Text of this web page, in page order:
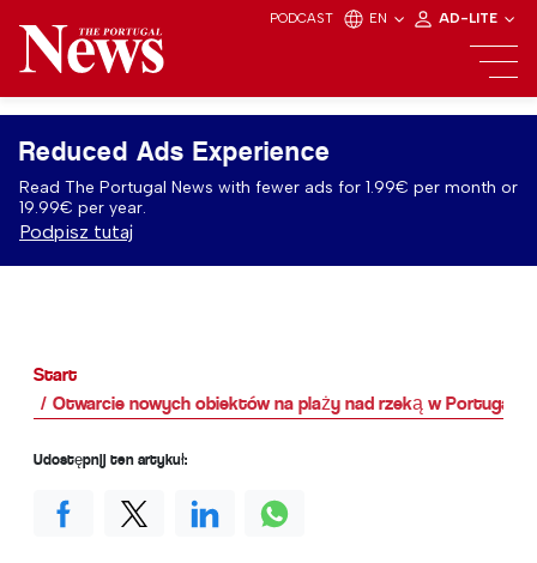
PODCAST EN AD-LITE
Reduced Ads Experience
Read The Portugal News with fewer ads for 1.99€ per month or
19.99€ per year.
Podpisz tutaj
Start
Otwarcie nowych obiektów na plaży nad rzeką w Portugalii
Udostępnij ten artykuł: